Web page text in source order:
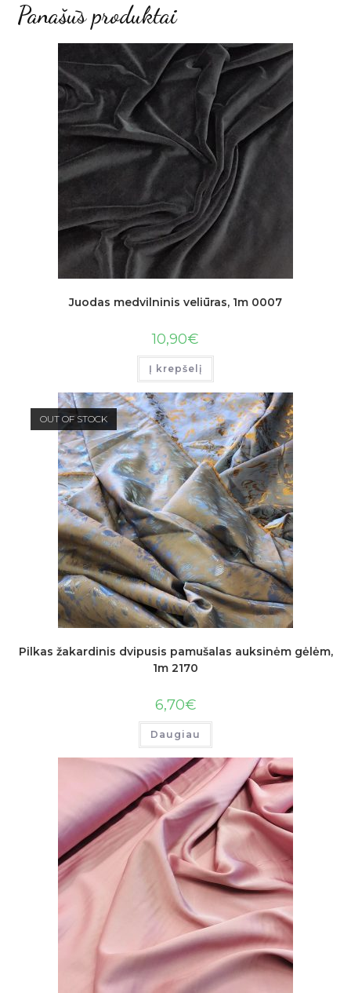
Panašūs produktai
Juodas medvilninis veliūras, 1m 0007
10,90€
Į krepšelį
OUT OF STOCK
Pilkas žakardinis dvipusis pamušalas auksinėm gėlėm,
1m 2170
6,70€
Daugiau